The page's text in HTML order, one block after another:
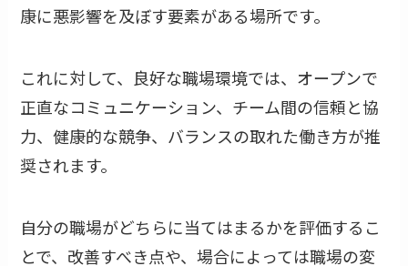
康に悪影響を及ぼす要素がある場所です。
これに対して、良好な職場環境では、オープンで
正直なコミュニケーション、チーム間の信頼と協
力、健康的な競争、バランスの取れた働き方が推
奨されます。
自分の職場がどちらに当てはまるかを評価するこ
とで、改善すべき点や、場合によっては職場の変